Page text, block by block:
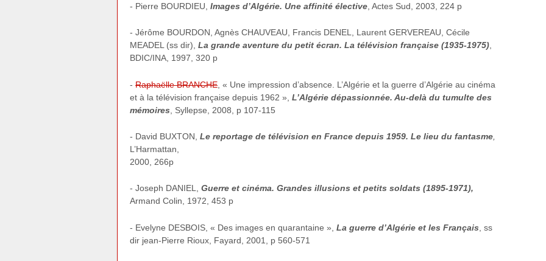
- Pierre BOURDIEU, Images d’Algérie. Une affinité élective , Actes Sud, 2003, 224 p
- Jérôme BOURDON, Agnès CHAUVEAU, Francis DENEL, Laurent GERVEREAU, Cécile
MEADEL (ss dir), La grande aventure du petit écran. La télévision française (1935-1975)
BDIC/INA, 1997, 320 p
- Raphaëlle BRANCHE , « Une impression d’absence. L’Algérie et la guerre d’Algérie au cinéma
et à la télévision française depuis 1962 », L’Algérie dépassionnée. Au-delà du tumulte des
mémoires , Syllepse, 2008, p 107-115
- David BUXTON, Le reportage de télévision en France depuis 1959. Le lieu du fantasme
L’Harmattan,
2000, 266p
- Joseph DANIEL, Guerre et cinéma. Grandes illusions et petits soldats (1895-1971),
Armand Colin, 1972, 453 p
- Evelyne DESBOIS, « Des images en quarantaine », La guerre d’Algérie et les Français , ss
dir jean-Pierre Rioux, Fayard, 2001, p 560-571